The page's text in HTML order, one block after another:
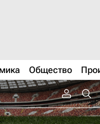
Общество